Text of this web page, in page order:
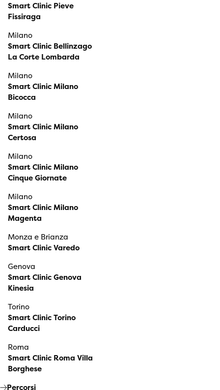
Smart Clinic Pieve
Fissiraga
Milano
Smart Clinic Bellinzago
La Corte Lombarda
Milano
Smart Clinic Milano
Bicocca
Milano
Smart Clinic Milano
Certosa
Milano
Smart Clinic Milano
Cinque Giornate
Milano
Smart Clinic Milano
Magenta
Monza e Brianza
Smart Clinic Varedo
Genova
Smart Clinic Genova
Kinesia
Torino
Smart Clinic Torino
Carducci
Roma
Smart Clinic Roma Villa
Borghese
Percorsi